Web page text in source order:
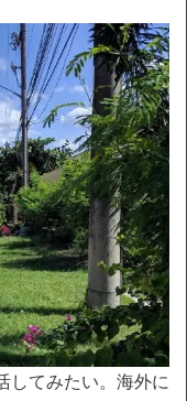
してみたい。海外に